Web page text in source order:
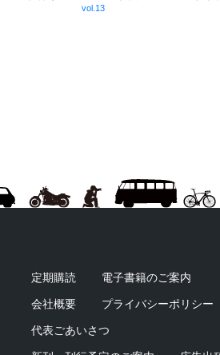
vol.13
定期購読 電子書籍のご案内
会社概要 プライバシーポリシー
代表ごあいさつ